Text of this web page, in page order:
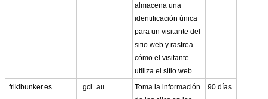
almacena una
identificación única
para un visitante del
sitio web y rastrea
cómo el visitante
utiliza el sitio web.
.frikibunker.es _gcl_au
Toma la información
90 días